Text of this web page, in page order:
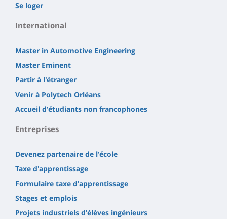
Se loger
International
Master in Automotive Engineering
Master Eminent
Partir à l'étranger
Venir à Polytech Orléans
Accueil d'étudiants non francophones
Entreprises
Devenez partenaire de l'école
Taxe d'apprentissage
Formulaire taxe d'apprentissage
Stages et emplois
Projets industriels d'élèves ingénieurs